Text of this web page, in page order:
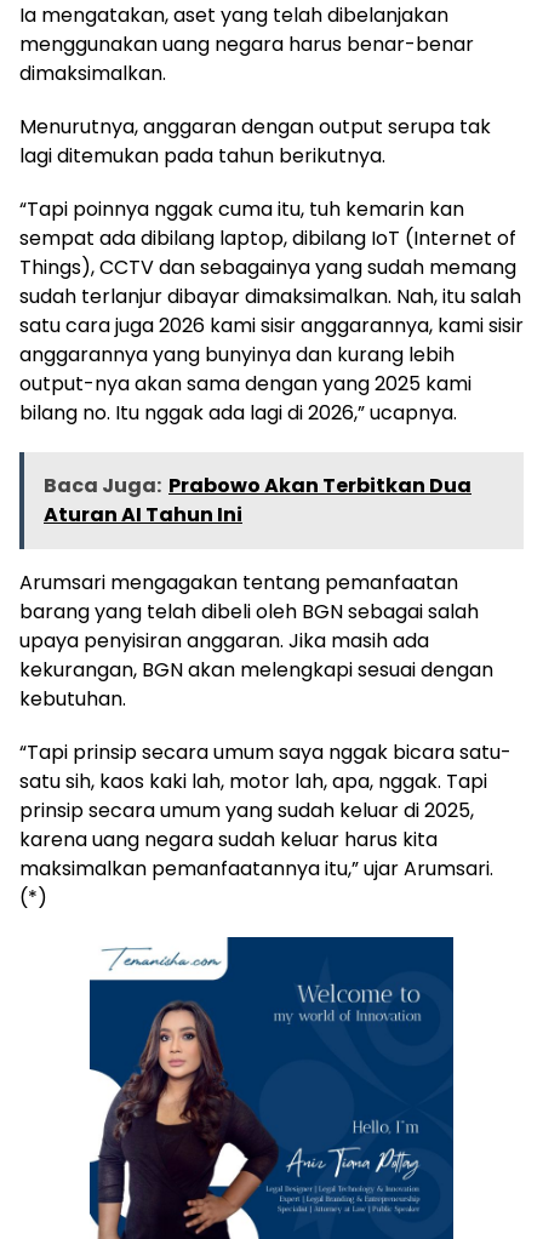
Ia mengatakan, aset yang telah dibelanjakan
menggunakan uang negara harus benar-benar
dimaksimalkan.
Menurutnya, anggaran dengan output serupa tak
lagi ditemukan pada tahun berikutnya.
“Tapi poinnya nggak cuma itu, tuh kemarin kan
sempat ada dibilang laptop, dibilang IoT (Internet of
Things), CCTV dan sebagainya yang sudah memang
sudah terlanjur dibayar dimaksimalkan. Nah, itu salah
satu cara juga 2026 kami sisir anggarannya, kami sisir
anggarannya yang bunyinya dan kurang lebih
output-nya akan sama dengan yang 2025 kami
bilang no. Itu nggak ada lagi di 2026,” ucapnya.
Baca Juga: Prabowo Akan Terbitkan Dua
Aturan AI Tahun Ini
Arumsari mengagakan tentang pemanfaatan
barang yang telah dibeli oleh BGN sebagai salah
upaya penyisiran anggaran. Jika masih ada
kekurangan, BGN akan melengkapi sesuai dengan
kebutuhan.
“Tapi prinsip secara umum saya nggak bicara satu-
satu sih, kaos kaki lah, motor lah, apa, nggak. Tapi
prinsip secara umum yang sudah keluar di 2025,
karena uang negara sudah keluar harus kita
maksimalkan pemanfaatannya itu,” ujar Arumsari.
(*)